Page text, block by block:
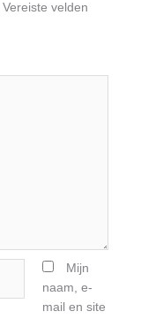
Vereiste velden
Mijn
naam, e-
mail en site